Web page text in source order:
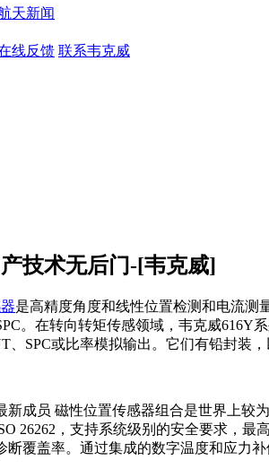
天新闻
线反馈 联系韦克威
技术无后门-[韦克威]
是高精度角度和线性位置检测和电流测
。在转向转矩传感领域，韦克威
、SPC或比率模拟输出。它们有铅封装
成员 磁性位置传感器组合是世界上较
26262，支持系统级别的安全要求，
覆盖率。通过集成的数字温度和应力